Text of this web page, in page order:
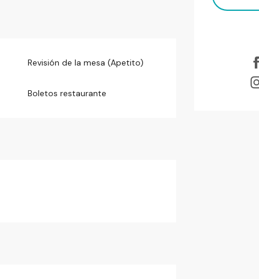
Revisión de la mesa (Apetito)
Boletos restaurante